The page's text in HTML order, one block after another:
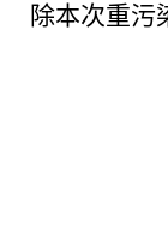
除本次重污